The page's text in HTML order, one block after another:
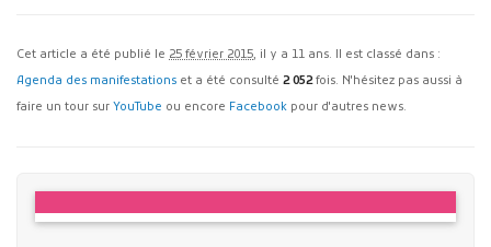
Cet article a été publié le 25 février 2015, il y a 11 ans. Il est classé dans :
Agenda des manifestations et a été consulté 2 052fois. N'hésitez pas aussi à
faire un tour sur YouTube ou encore Facebook pour d'autres news.